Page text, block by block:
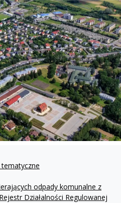
odpady komunalne z
Działalności Regulowanej